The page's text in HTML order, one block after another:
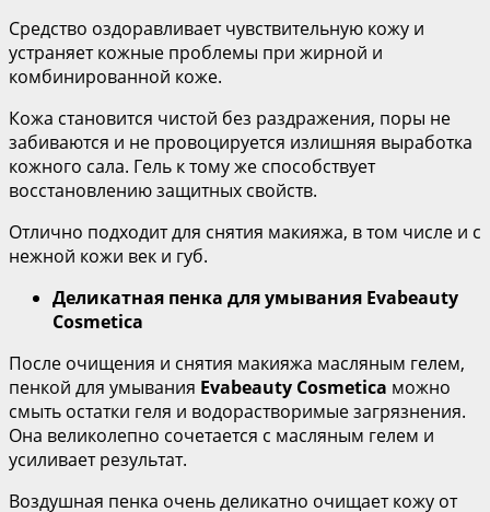
Средство оздоравливает чувствительную кожу и
устраняет кожные проблемы при жирной и
комбинированной коже.
Кожа становится чистой без раздражения, поры не
забиваются и не провоцируется излишняя выработка
кожного сала. Гель к тому же способствует
восстановлению защитных свойств.
Отлично подходит для снятия макияжа, в том числе и с
нежной кожи век и губ.
Деликатная пенка для умывания Evabeauty
Cosmetica
После очищения и снятия макияжа масляным гелем,
пенкой для умывания Evabeauty Cosmetica можно
смыть остатки геля и водорастворимые загрязнения.
Она великолепно сочетается с масляным гелем и
усиливает результат.
Воздушная пенка очень деликатно очищает кожу от